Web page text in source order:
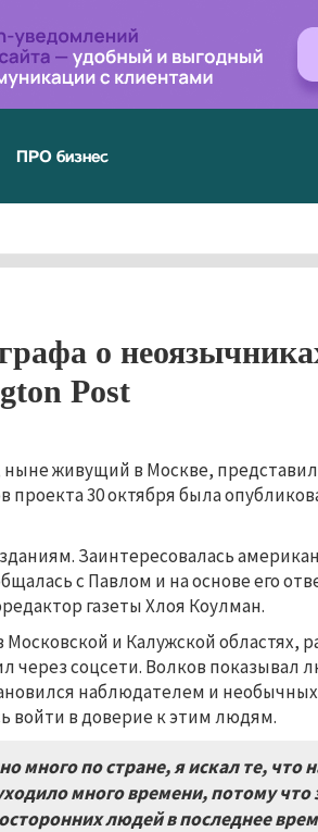
ПРО бизнес
о
Post
живущий в Москве,
30 октября была
Заинтересовалась
с Павлом и на основе его
газеты Хлоя Коулман.
и Калужской областях,
через соцсети. Волков показывал
наблюдателем и
войти в доверие к этим людям.
много по стране, я искал те, что
много времени, потому
людей в последнее